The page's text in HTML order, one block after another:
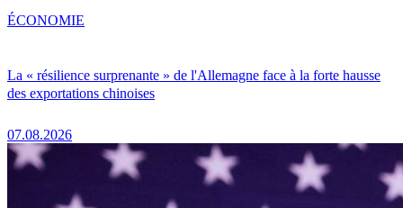
La « résilience surprenante » de l'Allemagne face à la forte hausse
des exportations chinoises
07.08.2026
ÉCONOMIE